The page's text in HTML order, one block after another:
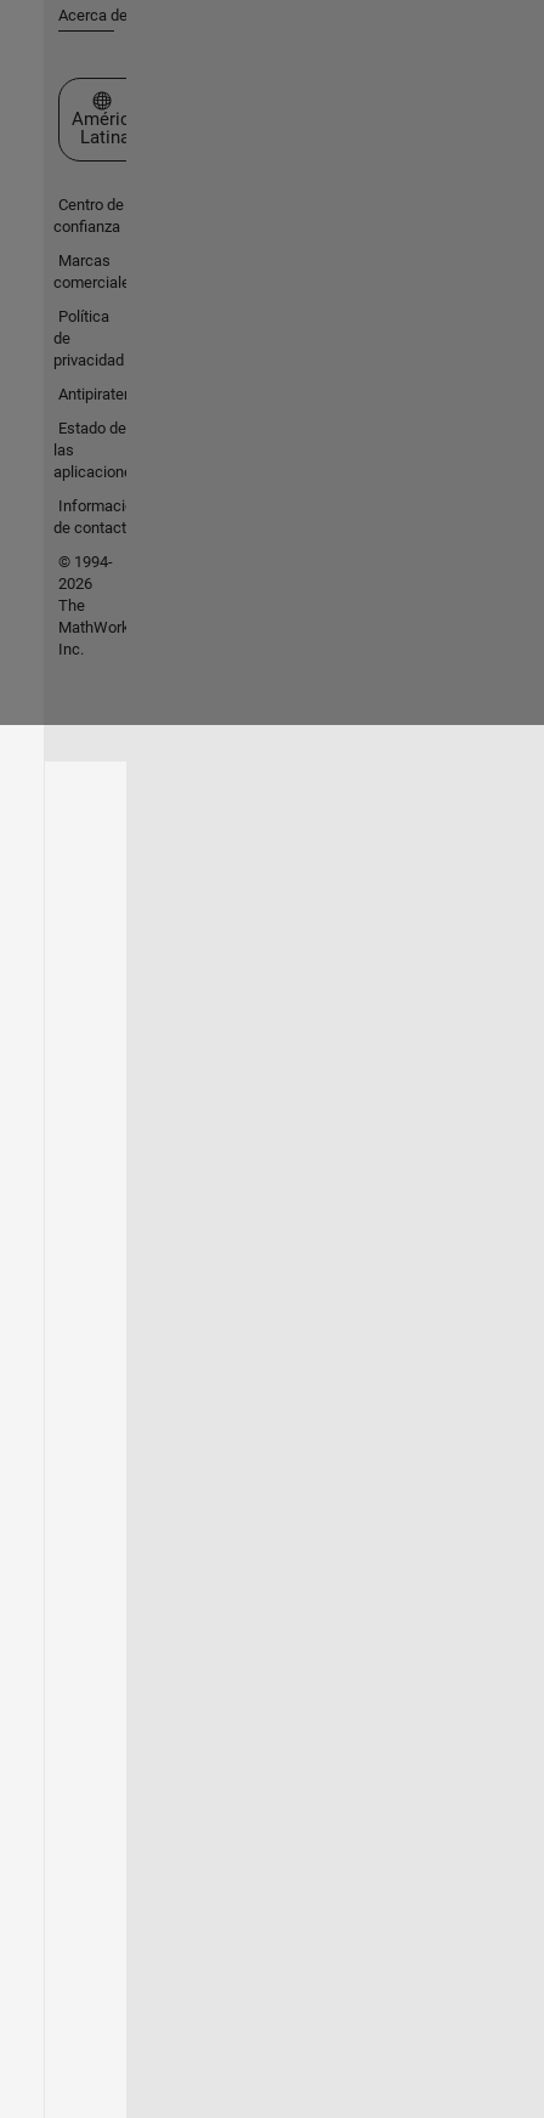
Acerca de MathWorks
Seleccione un país/idioma
América
Latina
Centro de
confianza
Marcas
comerciales
Política
de
privacidad
Antipiratería
Estado de
las
aplicaciones
Información
de contacto
© 1994-
2026
The
MathWorks,
Inc.